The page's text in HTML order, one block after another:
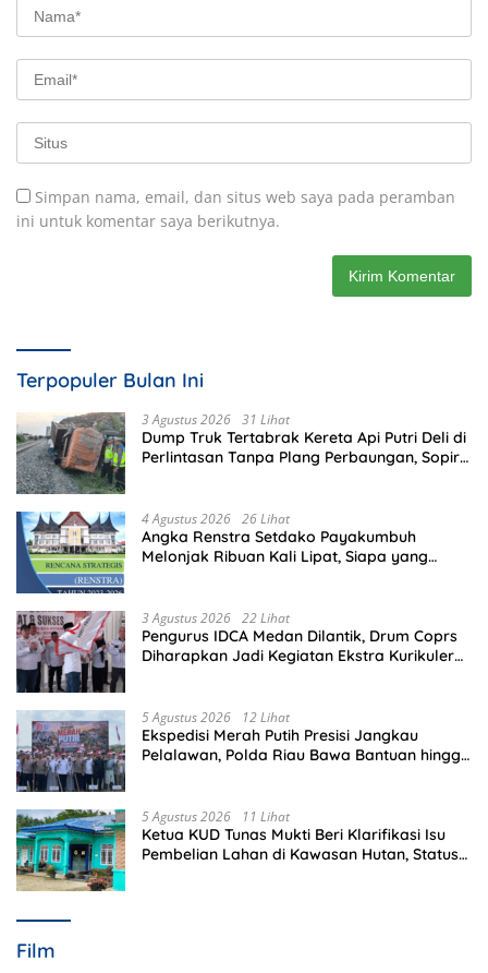
Simpan nama, email, dan situs web saya pada peramban
ini untuk komentar saya berikutnya.
Terpopuler Bulan Ini
3 Agustus 2026 31 Lihat
Dump Truk Tertabrak Kereta Api Putri Deli di
Perlintasan Tanpa Plang Perbaungan, Sopir
4 Agustus 2026 26 Lihat
Angka Renstra Setdako Payakumbuh
Melonjak Ribuan Kali Lipat, Siapa yang
3 Agustus 2026 22 Lihat
Pengurus IDCA Medan Dilantik, Drum Coprs
Diharapkan Jadi Kegiatan Ekstra Kurikuler
5 Agustus 2026 12 Lihat
Ekspedisi Merah Putih Presisi Jangkau
Pelalawan, Polda Riau Bawa Bantuan hingga
5 Agustus 2026 11 Lihat
Ketua KUD Tunas Mukti Beri Klarifikasi Isu
Pembelian Lahan di Kawasan Hutan, Status
Film